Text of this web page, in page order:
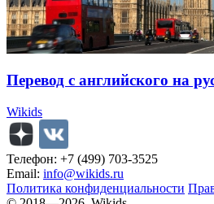
Перевод с английского на
Wikids
Телефон: +7 (499) 703-3525
Email: info@wikids.ru
Политика конфиденциальности